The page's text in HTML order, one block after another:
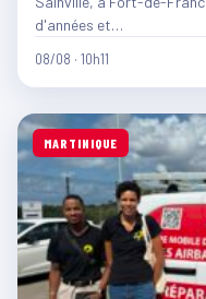
d'années et…
08/08 · 10h11
MARTINIQUE